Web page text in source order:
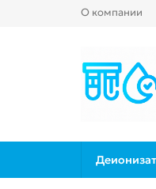
О компании